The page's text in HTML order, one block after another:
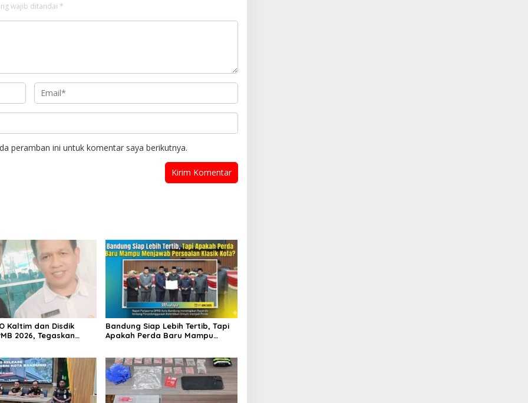
wajib ditandai *
peramban ini untuk komentar saya berikutnya.
Kaltim dan Disdik
2026, Tegaskan
Bandung Siap Lebih Tertib, Tapi
Apakah Perda Baru Mampu